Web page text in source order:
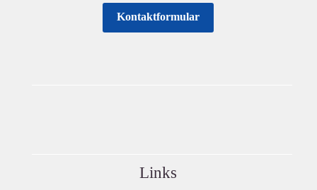
Kontaktformular
Links